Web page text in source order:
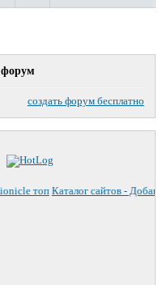
создать форум бесплатно
Каталог сайтов -